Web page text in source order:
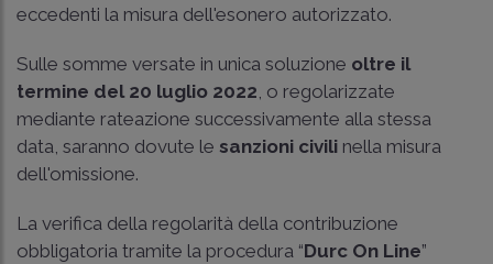
eccedenti la misura dell'esonero autorizzato.
Sulle somme versate in unica soluzione oltre il
termine del 20 luglio 2022, o regolarizzate
mediante rateazione successivamente alla stessa
data, saranno dovute le sanzioni civili nella misura
dell'omissione.
La verifica della regolarità della contribuzione
obbligatoria tramite la procedura “Durc On Line”